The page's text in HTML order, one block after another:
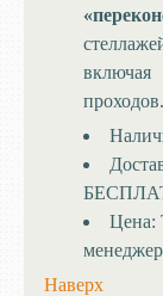
проходов.
Цена:
Наверх